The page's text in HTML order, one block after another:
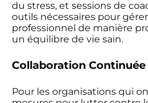
du stress, et sessions de
outils nécessaires pour
professionnel de manière
un équilibre de vie sain.
Collaboration Continuée
Pour les organisations qui